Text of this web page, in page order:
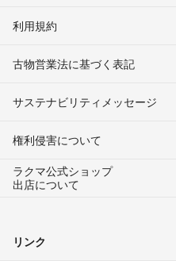
利用規約
古物営業法に基づく表記
サステナビリティメッセージ
権利侵害について
ラクマ公式ショップ
出店について
リンク